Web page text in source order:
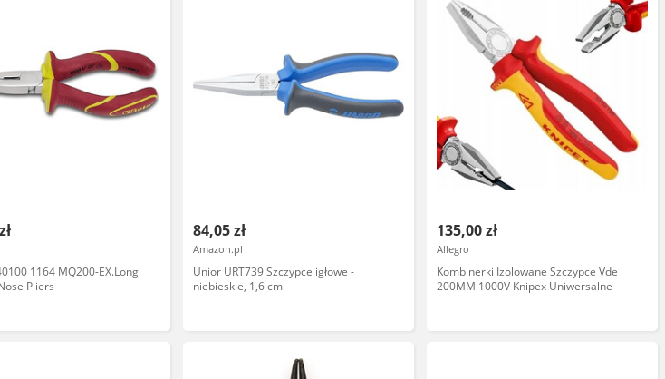
1164 MQ200-EX.Long
Pliers
84,05 zł
Amazon.pl
Unior URT739 Szczypce igłowe -
niebieskie, 1,6 cm
135,00 zł
Allegro
Kombinerki Izolowane Szczypce Vde
200MM 1000V Knipex Uniwersalne